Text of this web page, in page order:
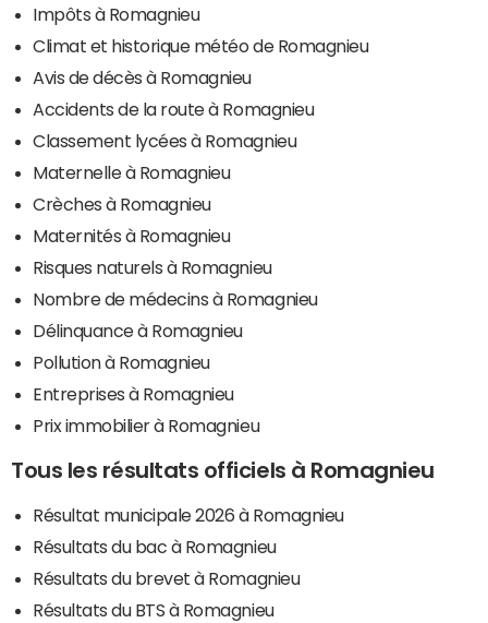
Impôts à Romagnieu
Climat et historique météo de Romagnieu
Avis de décès à Romagnieu
Accidents de la route à Romagnieu
Classement lycées à Romagnieu
Maternelle à Romagnieu
Crèches à Romagnieu
Maternités à Romagnieu
Risques naturels à Romagnieu
Nombre de médecins à Romagnieu
Délinquance à Romagnieu
Pollution à Romagnieu
Entreprises à Romagnieu
Prix immobilier à Romagnieu
Tous les résultats officiels à Romagnieu
Résultat municipale 2026 à Romagnieu
Résultats du bac à Romagnieu
Résultats du brevet à Romagnieu
Résultats du BTS à Romagnieu